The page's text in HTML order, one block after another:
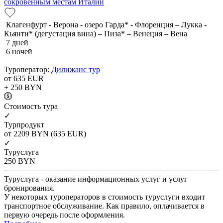
Клагенфурт - Верона - озеро Гарда* - Флоренция – Лукка -
Кьянти* (дегустация вина) – Пиза* – Венеция – Вена
7 дней
6 ночей
Туроператор: Дилижанс тур
от 635 EUR
+ 250 BYN
Cтоимость тура
✓
Турпродукт
от 2209 BYN (635 EUR)
✓
Туруслуга
250 BYN
Туруслуга - оказание информационных услуг и услуг
бронирования.
У некоторых туроператоров в стоимость туруслуги входит
транспортное обслуживание. Как правило, оплачивается в
первую очередь после оформления.